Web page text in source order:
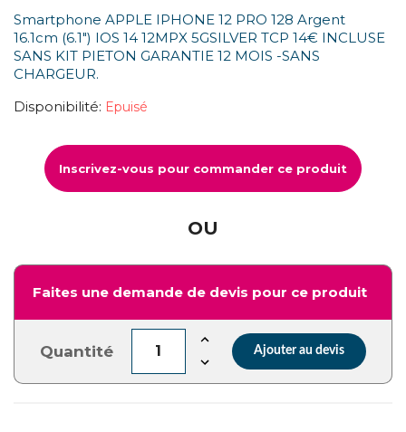
Smartphone APPLE IPHONE 12 PRO 128 Argent
16.1cm (6.1") IOS 14 12MPX 5GSILVER TCP 14€ INCLUSE
SANS KIT PIETON GARANTIE 12 MOIS -SANS
CHARGEUR.
Disponibilité: Epuisé
Inscrivez-vous pour commander ce produit
OU
Faites une demande de devis pour ce produit
Quantité Ajouter au devis